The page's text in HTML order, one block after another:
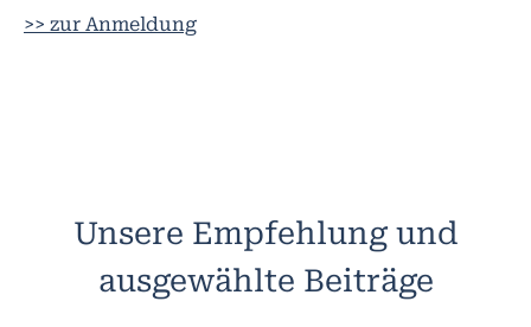
>> zur Anmeldung
Unsere Empfehlung und
ausgewählte Beiträge